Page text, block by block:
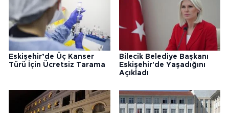
Eskişehir’de Üç Kanser
Türü İçin Ücretsiz Tarama
Bilecik Belediye Başkanı
Eskişehir'de Yaşadığını
Açıkladı